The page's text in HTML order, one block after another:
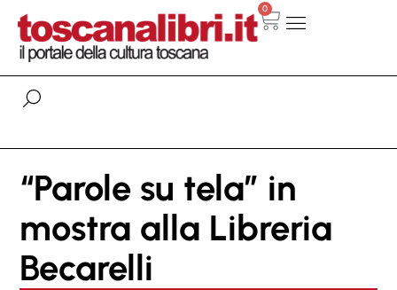
0
“Parole su tela” in
mostra alla Libreria
Becarelli